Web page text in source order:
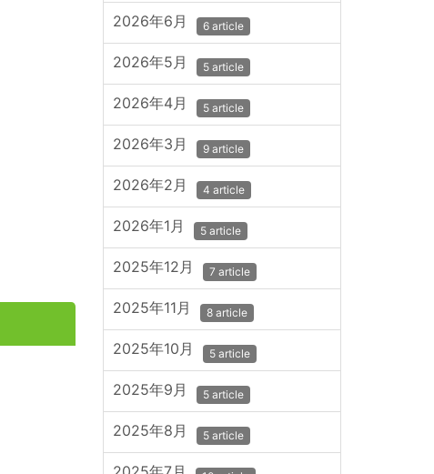
2026年6月 6 article
2026年5月 5 article
2026年4月 5 article
2026年3月 9 article
2026年2月 4 article
2026年1月 5 article
2025年12月 7 article
2025年11月 8 article
2025年10月 5 article
2025年9月 5 article
2025年8月 5 article